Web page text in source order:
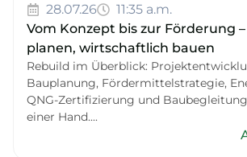
28.07.26
11:35 a.m.
Vom Konzept bis zur Förderung
planen, wirtschaftlich bauen
Rebuild im Überblick:
Bauplanung, Fördermittelstrategie,
QNG-Zertifizierung und Baubegleitung
einer Hand....